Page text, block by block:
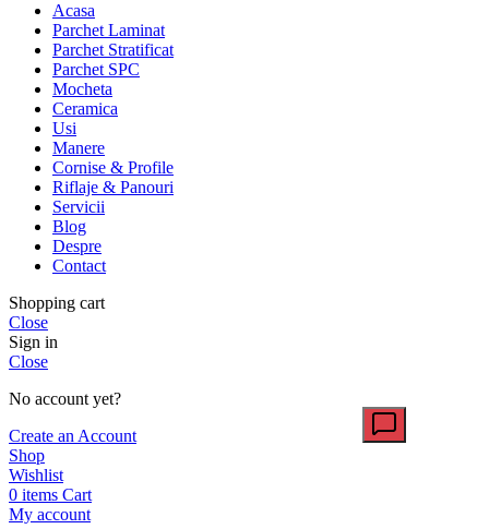
Acasa
Parchet Laminat
Parchet Stratificat
Parchet SPC
Mocheta
Ceramica
Usi
Manere
Cornise & Profile
Riflaje & Panouri
Servicii
Blog
Despre
Contact
Shopping cart
Close
Sign in
Close
No account yet?
Create an Account
Shop
Wishlist
0 items Cart
My account